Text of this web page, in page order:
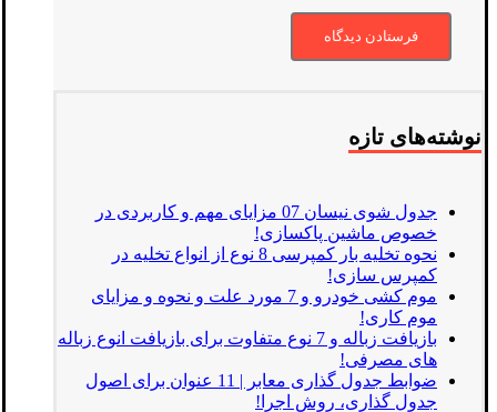
نوشته‌های تازه
جدول شوی نیسان 07 مزایای مهم و کاربردی در
خصوص ماشین پاکسازی!
نحوه تخلیه بار کمپرسی 8 نوع از انواع تخلیه در
کمپرس سازی!
موم کشی خودرو و 7 مورد علت و نحوه و مزایای
موم کاری!
بازیافت زباله و 7 نوع متفاوت برای بازیافت انوع زباله
های مصرفی!
ضوابط جدول گذاری معابر | 11 عنوان برای اصول
جدول گذاری، روش اجرا!